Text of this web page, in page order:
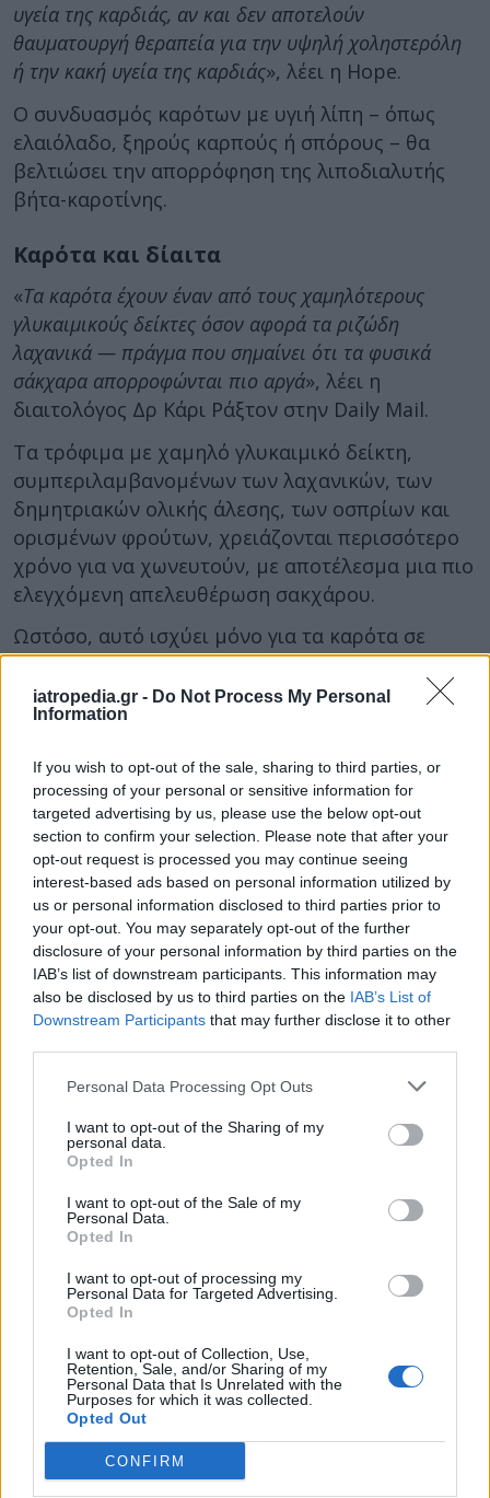
iatropedia.gr - Do Not Process My Personal
Information
If you wish to opt-out of the sale, sharing to third parties, or
processing of your personal or sensitive information for
targeted advertising by us, please use the below opt-out
section to confirm your selection. Please note that after your
opt-out request is processed you may continue seeing
interest-based ads based on personal information utilized by
us or personal information disclosed to third parties prior to
your opt-out. You may separately opt-out of the further
disclosure of your personal information by third parties on the
IAB’s list of downstream participants. This information may
also be disclosed by us to third parties on the IAB’s List of
Downstream Participants that may further disclose it to other
Personal Data Processing Opt Outs
I want to opt-out of the Sharing of my
personal data.
Opted In
I want to opt-out of the Sale of my
Personal Data.
Opted In
I want to opt-out of processing my
Personal Data for Targeted Advertising.
Opted In
I want to opt-out of Collection, Use,
Retention, Sale, and/or Sharing of my
Personal Data that Is Unrelated with the
Purposes for which it was collected.
Opted Out
CONFIRM
υγεία της καρδιάς, αν και δεν αποτελούν
θαυματουργή θεραπεία για την υψηλή χοληστερόλη
ή την κακή υγεία της καρδιάς», λέει η Hope.
Ο συνδυασμός καρότων με υγιή λίπη – όπως
ελαιόλαδο, ξηρούς καρπούς ή σπόρους – θα
βελτιώσει την απορρόφηση της λιποδιαλυτής
βήτα-καροτίνης.
Καρότα και δίαιτα
«Τα καρότα έχουν έναν από τους χαμηλότερους
γλυκαιμικούς δείκτες όσον αφορά τα ριζώδη
λαχανικά — πράγμα που σημαίνει ότι τα φυσικά
σάκχαρα απορροφώνται πιο αργά», λέει η
διαιτολόγος Δρ Κάρι Ράξτον στην Daily Mail.
Τα τρόφιμα με χαμηλό γλυκαιμικό δείκτη,
συμπεριλαμβανομένων των λαχανικών, των
δημητριακών ολικής άλεσης, των οσπρίων και
ορισμένων φρούτων, χρειάζονται περισσότερο
χρόνο για να χωνευτούν, με αποτέλεσμα μια πιο
ελεγχόμενη απελευθέρωση σακχάρου.
Ωστόσο, αυτό ισχύει μόνο για τα καρότα σε
ολόκληρη τη μορφή τους και όχι όταν τα
πίνουμε σε χυμό.
Τα άτομα που λαμβάνουν αντιπηκτικά όπως η
βαρφαρίνη θα πρέπει να είναι επιφυλακτικά
στην κατανάλωση υπερβολικής ποσότητας
καρότων, επειδή περιέχουν βιταμίνη Κ, η οποία
μπορεί να επηρεάσει τον τρόπο δράσης του
φαρμάκου.
Τα καρότα δεν είναι τόσο πλούσια σε βιταμίνη Κ
σε σύγκριση με τα φυλλώδη πράσινα λαχανικά
όπως το σπανάκι ή το λάχανο, αλλά η ξαφνική
μετάβαση από την καθόλου κατανάλωση
καρότων στην καθημερινή υπερκατανάλωση θα
μπορούσε να έχει επιπτώσεις.
Δείτε επίσης:
«όπλο» για την καρδιά και τον
μεταβολισμό – Πώς να τα εντάξετε
στη διατροφή σας
Μπορεί η κατανάλωση πολλών καρότων
να κάνει το δέρμα σας πορτοκαλί;
Αυτό μπορεί οπωσδήποτε να συμβεί, αλλά θα
χρειαστεί να φάτε πολλά καρότα.
Η καροτιναιμία εμφανίζεται όταν η περίσσεια